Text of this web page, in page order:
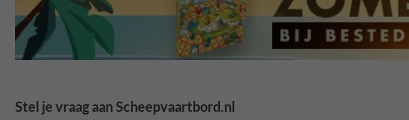
Stel je vraag aan Scheepvaartbord.nl